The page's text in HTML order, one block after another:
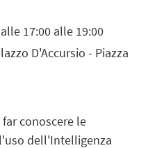
17:00 alle 19:00
D'Accursio - Piazza
conoscere le
dell'Intelligenza